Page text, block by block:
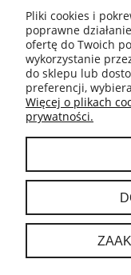
Pliki cookies i
poprawne
ofertę do Twoich
wykorzystanie
do sklepu lub
preferencji,
Więcej o plikach
prywatności.